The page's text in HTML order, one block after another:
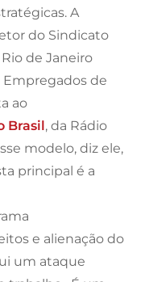
A
do Sindicato
de Janeiro
Empregados de
ao
Brasil, da Rádio
modelo, diz ele,
principal é a
e alienação do
um ataque